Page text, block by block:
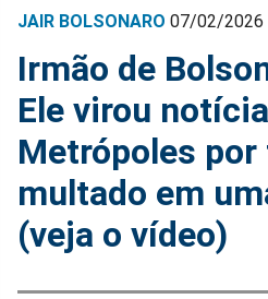
JAIR BOLSONARO 07/02/2026
Irmão de
Ele virou
Metrópoles
multado em
(veja o vídeo)